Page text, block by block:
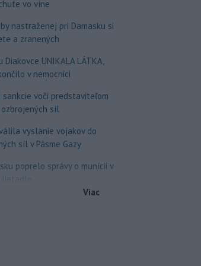
vo víne
nastraženej pri Damasku si
a zranených
Diakovce UNIKALA LÁTKA,
v nemocnici
sankcie voči predstaviteľom
síl
vyslanie vojakov do
síl v Pásme Gazy
poprelo správy o munícii v
Viac